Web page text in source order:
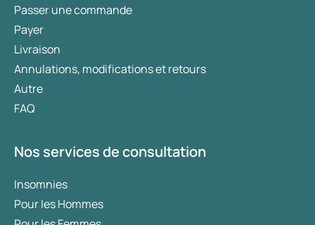
Passer une commande
Payer
Livraison
Annulations, modifications et retours
Autre
FAQ
Nos services de consultation
Insomnies
Pour les Hommes